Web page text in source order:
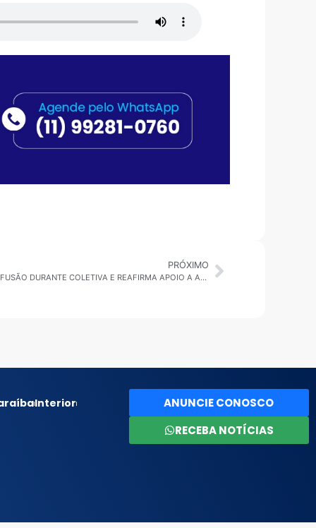
PRÓXIMO
SÃO PAULO: GOVERNADOR ADMITE CONFUSÃO DURANTE COLETIVA E REAFIRMA APOIO A ALEX MANENTE EM SÃO BERNARDO DO CAMPO
Interior
ANUNCIE CONOSCO
RECEBA NOTÍCIAS